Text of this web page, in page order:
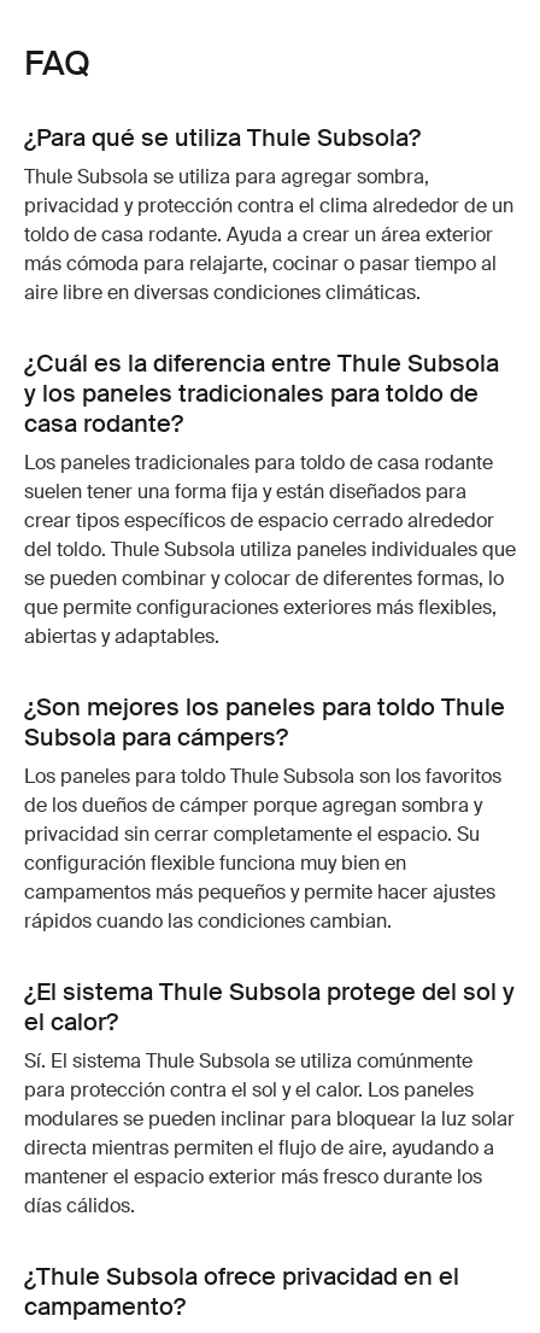
FAQ
¿Para qué se utiliza Thule Subsola?
Thule Subsola se utiliza para agregar sombra,
privacidad y protección contra el clima alrededor de un
toldo de casa rodante. Ayuda a crear un área exterior
más cómoda para relajarte, cocinar o pasar tiempo al
aire libre en diversas condiciones climáticas.
¿Cuál es la diferencia entre Thule Subsola
y los paneles tradicionales para toldo de
casa rodante?
Los paneles tradicionales para toldo de casa rodante
suelen tener una forma fija y están diseñados para
crear tipos específicos de espacio cerrado alrededor
del toldo. Thule Subsola utiliza paneles individuales que
se pueden combinar y colocar de diferentes formas, lo
que permite configuraciones exteriores más flexibles,
abiertas y adaptables.
¿Son mejores los paneles para toldo Thule
Subsola para cámpers?
Los paneles para toldo Thule Subsola son los favoritos
de los dueños de cámper porque agregan sombra y
privacidad sin cerrar completamente el espacio. Su
configuración flexible funciona muy bien en
campamentos más pequeños y permite hacer ajustes
rápidos cuando las condiciones cambian.
¿El sistema Thule Subsola protege del sol y
el calor?
Sí. El sistema Thule Subsola se utiliza comúnmente
para protección contra el sol y el calor. Los paneles
modulares se pueden inclinar para bloquear la luz solar
directa mientras permiten el flujo de aire, ayudando a
mantener el espacio exterior más fresco durante los
días cálidos.
¿Thule Subsola ofrece privacidad en el
campamento?